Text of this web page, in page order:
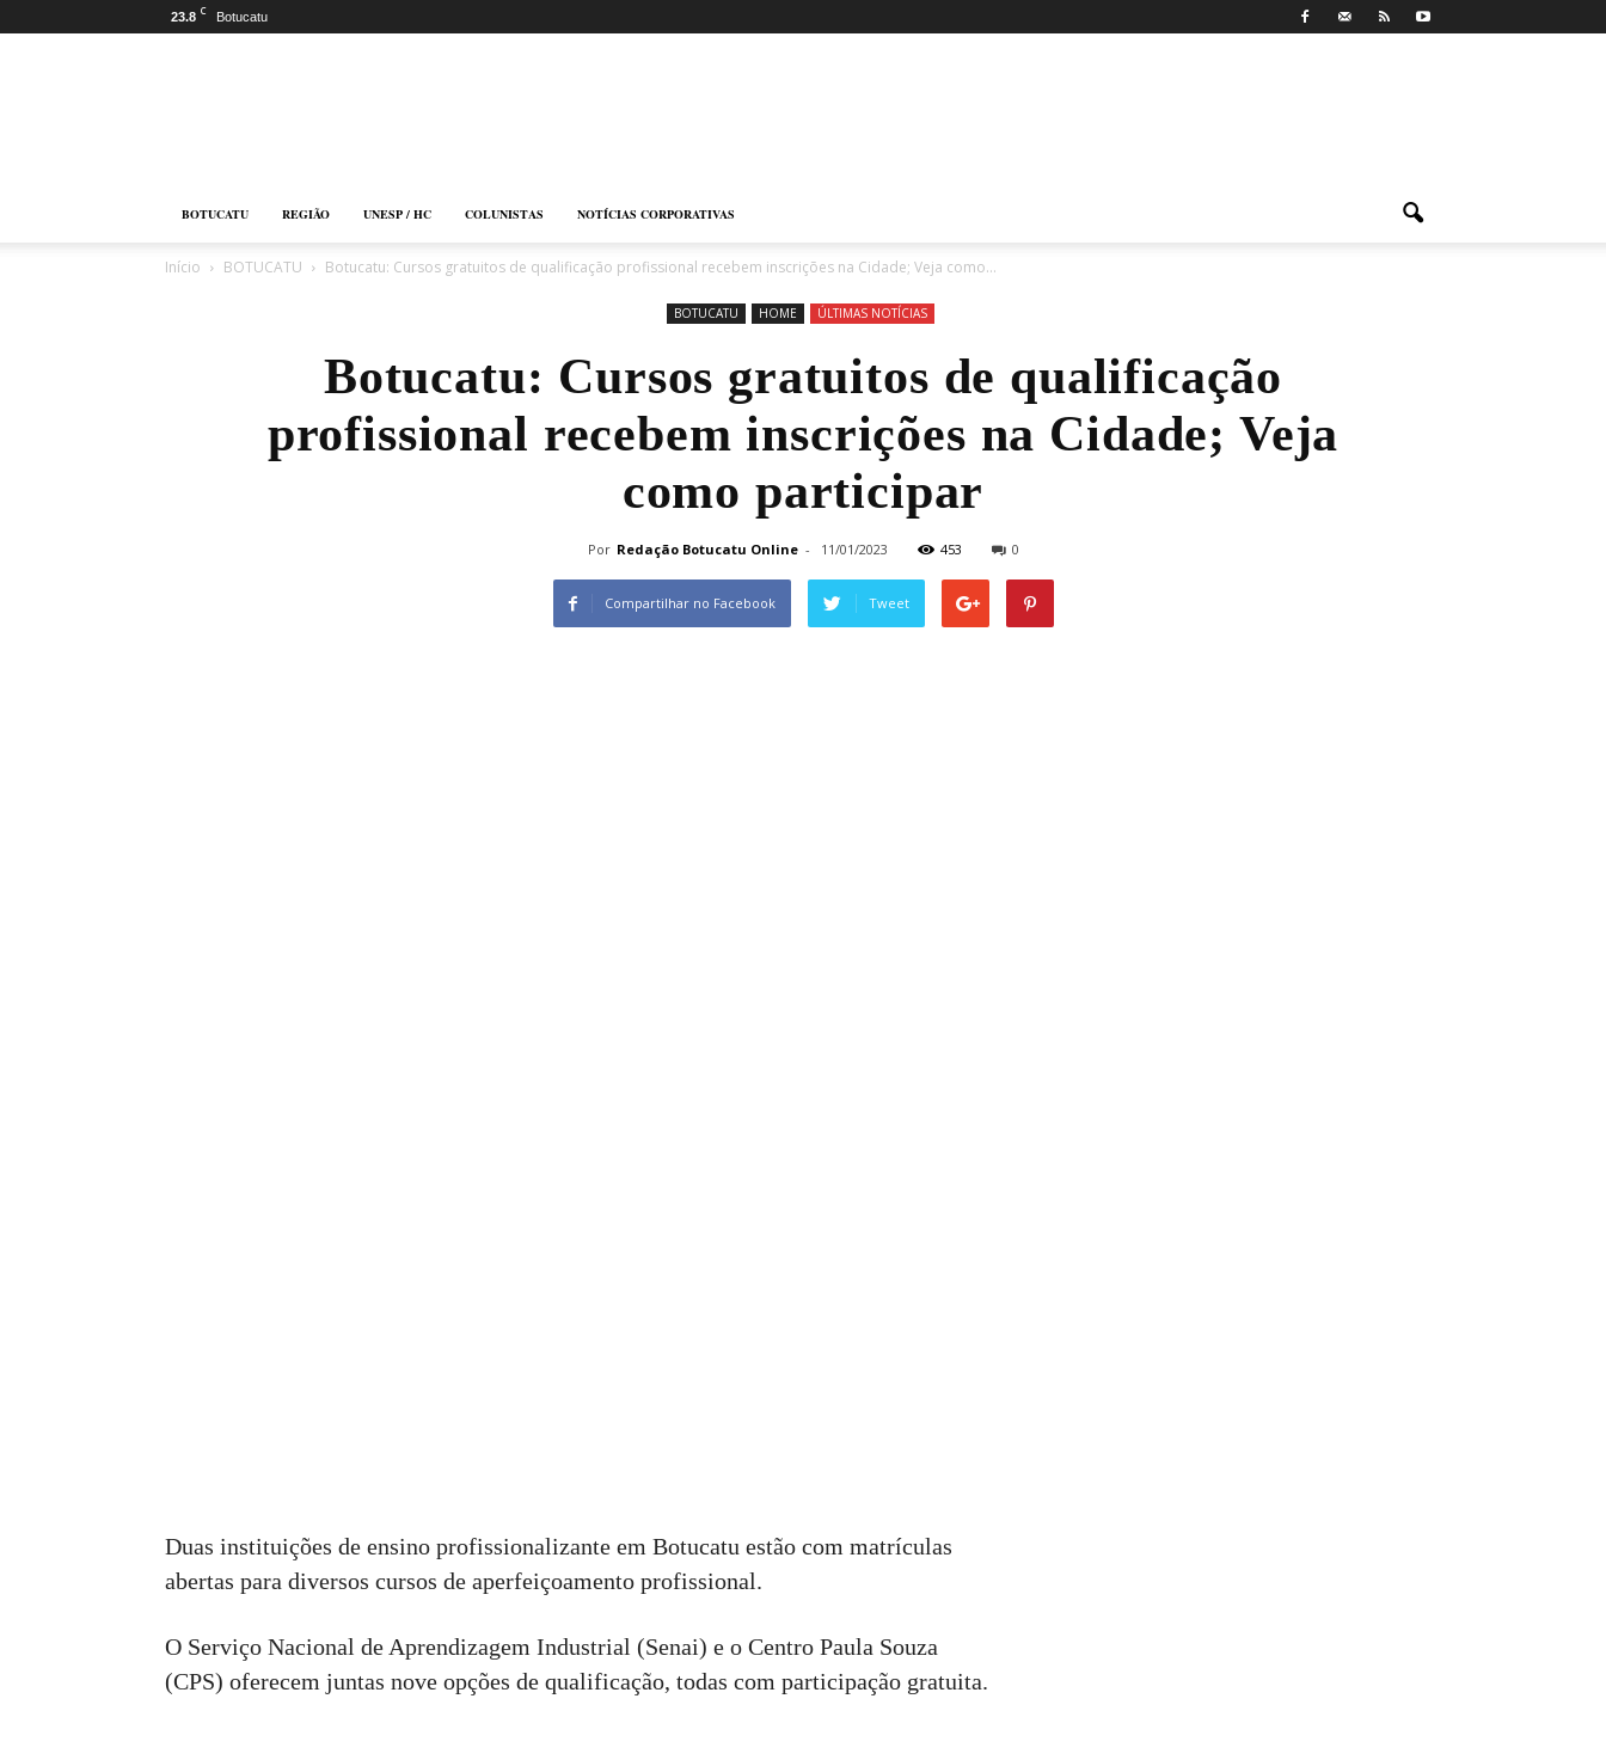
23.8 C Botucatu
BOTUCATU REGIÃO UNESP / HC COLUNISTAS NOTÍCIAS CORPORATIVAS
Início BOTUCATU Botucatu: Cursos gratuitos de qualificação profissional recebem inscrições na Cidade; Veja como...
BOTUCATU HOME ÚLTIMAS NOTÍCIAS
Botucatu: Cursos gratuitos de qualificação
profissional recebem inscrições na Cidade; Veja
como participar
Por Redação Botucatu Online - 11/01/2023 453 0
Compartilhar no Facebook Tweet
Duas instituições de ensino profissionalizante em Botucatu estão com matrículas
abertas para diversos cursos de aperfeiçoamento profissional.
O Serviço Nacional de Aprendizagem Industrial (Senai) e o Centro Paula Souza
(CPS) oferecem juntas nove opções de qualificação, todas com participação gratuita.